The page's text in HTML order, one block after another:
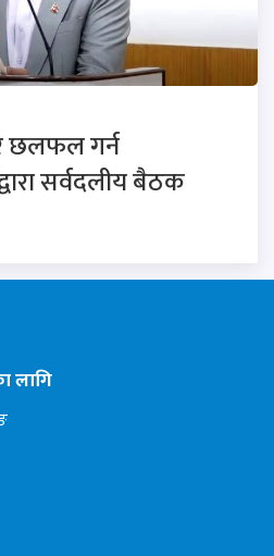
छलफल गर्न
सर्वदलीय बैठक
लागि